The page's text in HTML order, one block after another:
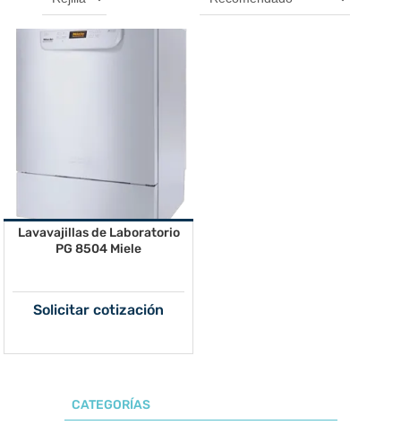
Lavavajillas de Laboratorio
PG 8504 Miele
Solicitar cotización
CATEGORÍAS